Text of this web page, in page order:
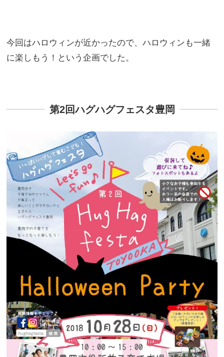
今回はハロウィンが近かったので、ハロウィンも一緒
に楽しもう！という企画でした。
第2回ハグハグフェスタ豊岡